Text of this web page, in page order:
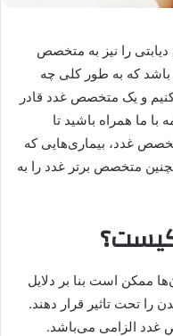
را نیز به متخصص
باشد که به طور کلی چه
و یک متخصص غدد قادر
ما همراه باشید تا
غدد، بیماری‌هایی که
متخصص برتر غدد را به
ممکن است بنا بر دلایل
را تحت تاثیر قرار دهند.
غدد الزامی می‌باشد.